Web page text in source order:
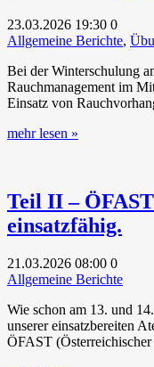
23.03.2026 19:30 0
Allgemeine Berichte,
Bei der Winterschulung
Rauchmanagement im
Einsatz von
mehr lesen »
Teil II –
einsatzfähig.
21.03.2026 08:00 0
Allgemeine Berichte
Wie schon am 13. und
unserer einsatzbereiten
ÖFAST